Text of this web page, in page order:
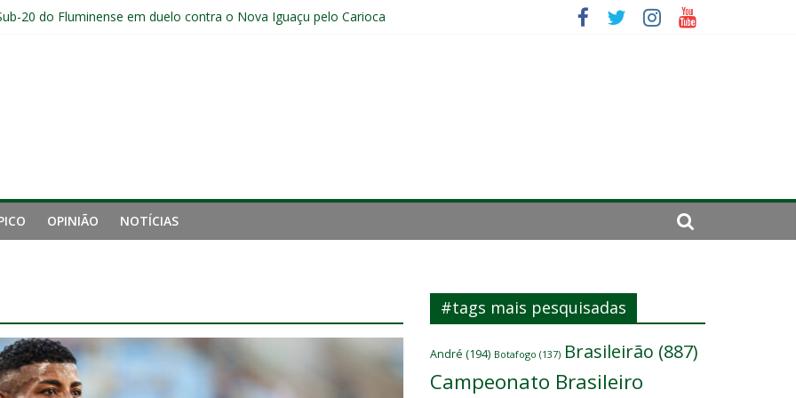
20 do Fluminense em duelo contra o Nova Iguaçu pelo Carioca
tem aproveitamento inferior a 42% contra o Botafogo como visitante
estreia no time principal do New York City
OPINIÃO NOTÍCIAS
#tags mais pesquisadas
André (194) Botafogo (137) Brasileirão (887)
Campeonato Brasileiro